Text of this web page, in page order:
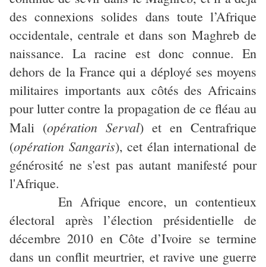
des connexions solides dans toute l’Afrique
occidentale, centrale et dans son Maghreb de
naissance. La racine est donc connue. En
dehors de la France qui a déployé ses moyens
militaires importants aux côtés des Africains
pour lutter contre la propagation de ce fléau au
Mali (opération Serval) et en Centrafrique
(opération Sangaris), cet élan international de
générosité ne s'est pas autant manifesté pour
l'Afrique.
En Afrique encore, un contentieux
électoral après l’élection présidentielle de
décembre 2010 en Côte d’Ivoire se termine
dans un conflit meurtrier, et ravive une guerre